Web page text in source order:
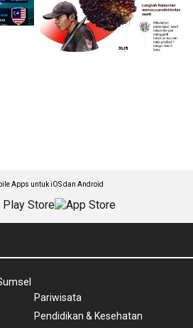
Apps untuk iOS dan Android
Pariwisata
Pendidikan & Kesehatan